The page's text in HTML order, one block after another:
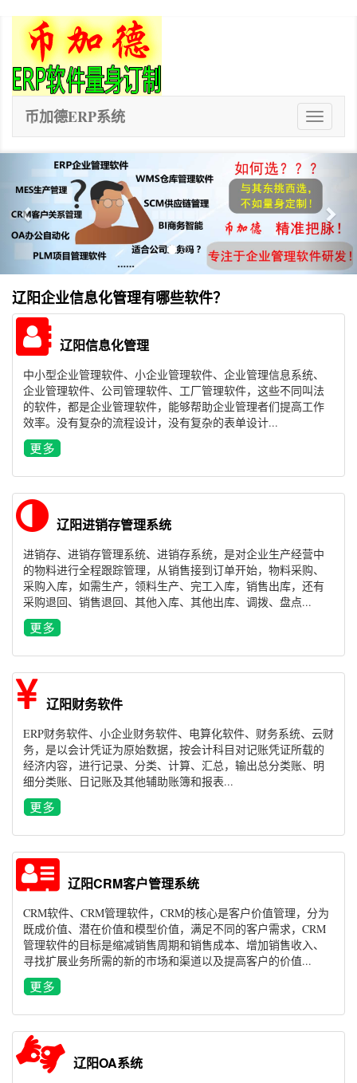
ERP
系
统
币加德ERP系统
Previous
辽阳企业信息化管理有哪些软件？
辽阳信息化管理
中小型企业管理软件、小企业管理软件、企业管理信息系统、
企业管理软件、公司管理软件、工厂管理软件，这些不同叫法
的软件，都是企业管理软件，能够帮助企业管理者们提高工作
效率。没有复杂的流程设计，没有复杂的表单设计...
辽阳进销存管理系统
进销存、进销存管理系统、进销存系统，是对企业生产经营中
的物料进行全程跟踪管理，从销售接到订单开始，物料采购、
采购入库，如需生产，领料生产、完工入库，销售出库，还有
采购退回、销售退回、其他入库、其他出库、调拨、盘点...
辽阳财务软件
ERP财务软件、小企业财务软件、电算化软件、财务系统、云财
务，是以会计凭证为原始数据，按会计科目对记账凭证所载的
经济内容，进行记录、分类、计算、汇总，输出总分类账、明
细分类账、日记账及其他辅助账簿和报表...
辽阳CRM客户管理系统
CRM软件、CRM管理软件，CRM的核心是客户价值管理，分为
既成价值、潜在价值和模型价值，满足不同的客户需求，CRM
管理软件的目标是缩减销售周期和销售成本、增加销售收入、
寻找扩展业务所需的新的市场和渠道以及提高客户的价值...
辽阳OA系统